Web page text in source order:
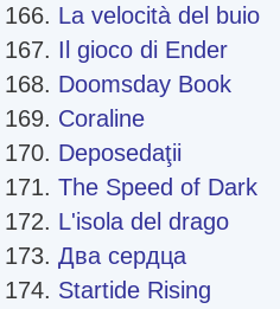
La velocità del buio
Il gioco di Ender
Doomsday Book
Coraline
Deposedaţii
The Speed of Dark
L'isola del drago
Два сердца
Startide Rising